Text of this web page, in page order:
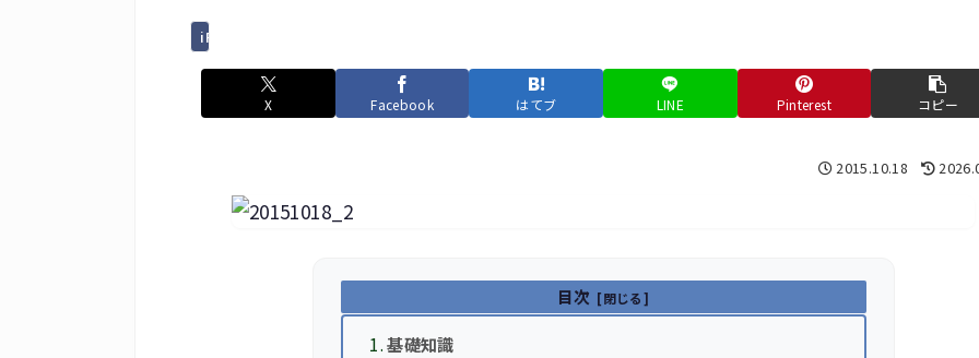
iPhoneとかiPadとか
X Facebook はてブ LINE Pinterest コピー
2015.10.18
目次
基礎知識